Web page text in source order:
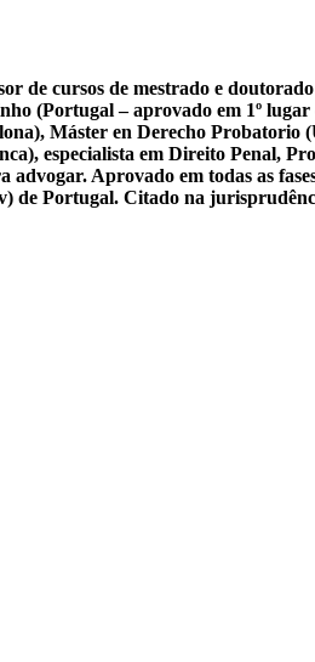
de cursos de mestrado e
(Portugal – aprovado em 1º lugar
Máster en Derecho Probatorio
especialista em Direito Penal,
Aprovado em todas as
de Portugal. Citado na